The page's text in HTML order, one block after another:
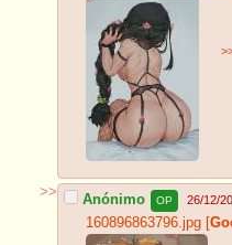
>> Anónimo OP 26/12/
160896863796.jpg